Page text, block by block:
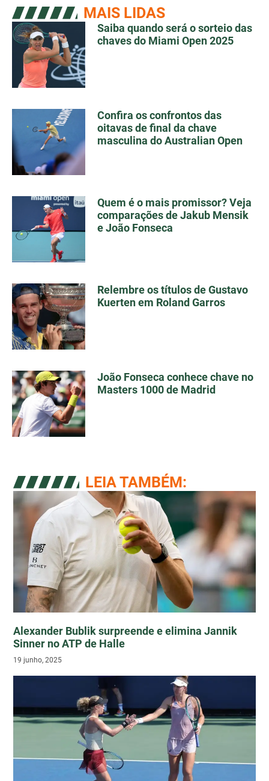
MAIS LIDAS
Saiba quando será o sorteio das
chaves do Miami Open 2025
Confira os confrontos das
oitavas de final da chave
masculina do Australian Open
Quem é o mais promissor? Veja
comparações de Jakub Mensik
e João Fonseca
Relembre os títulos de Gustavo
Kuerten em Roland Garros
João Fonseca conhece chave no
Masters 1000 de Madrid
LEIA TAMBÉM:
Alexander Bublik surpreende e elimina Jannik
Sinner no ATP de Halle
19 junho, 2025